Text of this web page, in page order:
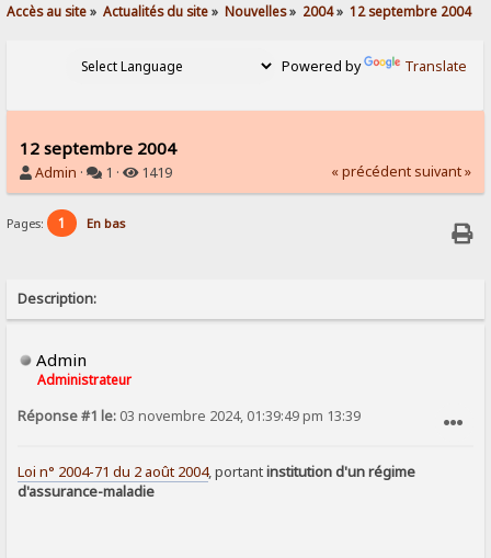
Accès au site» Actualités du site» Nouvelles» 2004» 12 septembre 2004
Powered by Translate
12 septembre 2004
Admin · 1 · 1419 « précédent suivant »
Pages: 1 En bas
Description:
Admin
Administrateur
Réponse #1 le: 03 novembre 2024, 01:39:49 pm 13:39
Loi n° 2004-71 du 2 août 2004, portantinstitution d'un régime
d'assurance-maladie